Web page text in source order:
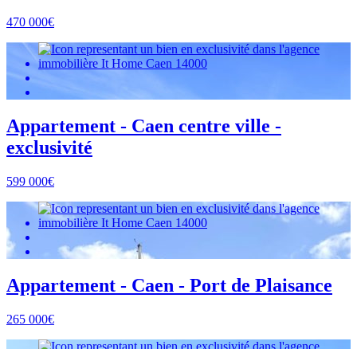
470 000€
Appartement - Caen centre ville -
exclusivité
599 000€
Appartement - Caen - Port de Plaisance
265 000€